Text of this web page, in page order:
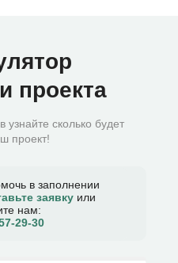
проекта
узнайте сколько будет
проект!
в заполнении
заявку или
нам:
29-30​